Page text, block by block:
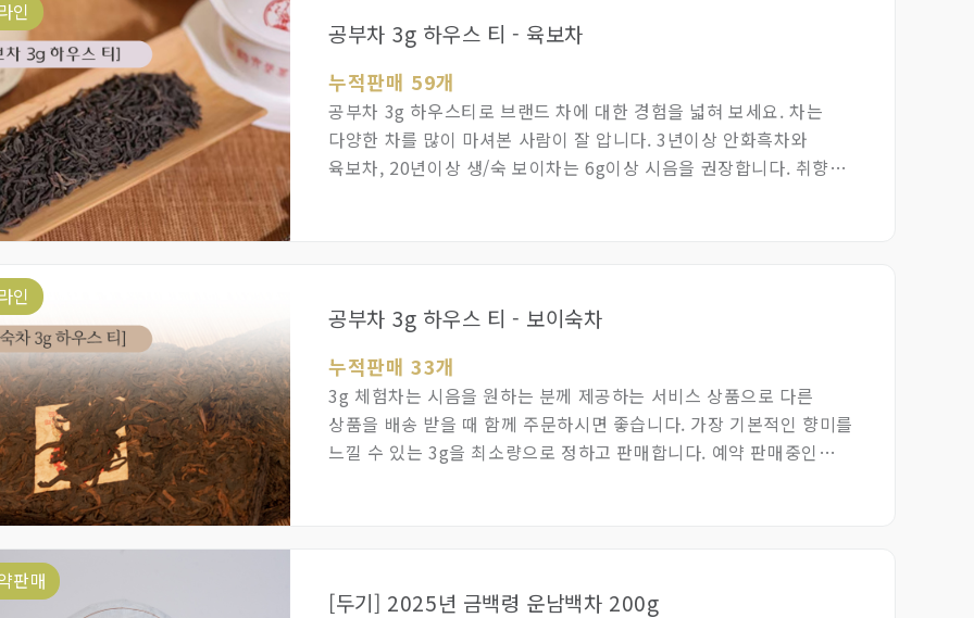
인
공부차 3g 하우스 티 - 육보차
누적판매 59개
공부차 3g 하우스티로 브랜드 차에 대한 경험을 넓혀 보세요. 차는
다양한 차를 많이 마셔본 사람이 잘 압니다. 3년이상 안화흑차와
육보차, 20년이상 생/숙 보이차는 6g이상 시음을 권장합니다. 취향에
인
공부차 3g 하우스 티 - 보이숙차
누적판매 33개
3g 체험차는 시음을 원하는 분께 제공하는 서비스 상품으로 다른
상품을 배송 받을 때 함께 주문하시면 좋습니다. 가장 기본적인 향미를
느낄 수 있는 3g을 최소량으로 정하고 판매합니다. 예약 판매중인
판매
[두기] 2025년 금백령 운남백차 200g